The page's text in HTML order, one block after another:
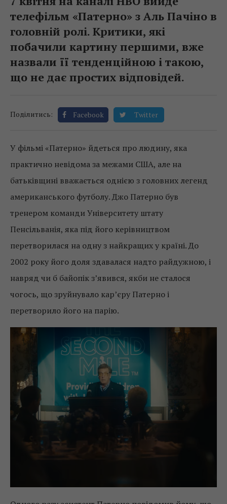
телефільм «Патерно» з Аль Пачіно в
головній ролі. Критики, які
побачили картину першими, вже
назвали її тенденційною і такою,
що не дає простих відповідей.
Поділитись: Facebook Twitter
У фільмі «Патерно» йдеться про людину, яка
практично невідома за межами США, але на
батьківщині вважається однією з головних легенд
американського футболу. Джо Патерно був
тренером команди Університету штату
Пенсільванія, яка під його керівництвом
перетворилася на одну з найкращих у країні. До
2002 року його доля здавалася надто райдужною, і
навряд чи б байопік з’явився, якби не сталося
чогось, що зруйнувало кар’єру Патерно і
перетворило його на парію.